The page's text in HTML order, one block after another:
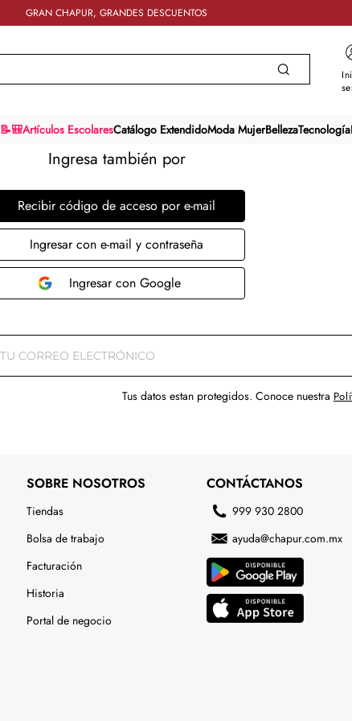
GRAN CHAPUR, GRANDES DESCUENTOS
📝🎒Artículos EscolaresCatálogo ExtendidoModa MujerBellezaTecnología
Ingresa también por
Recibir código de acceso por e-mail
Tus datos estan protegidos. Conoce nuestra
SOBRE NOSOTROS
Tiendas
Bolsa de trabajo
Facturación
Historia
Portal de negocio
CONTÁCTANOS
999 930 2800
ayuda@chapur.com.mx